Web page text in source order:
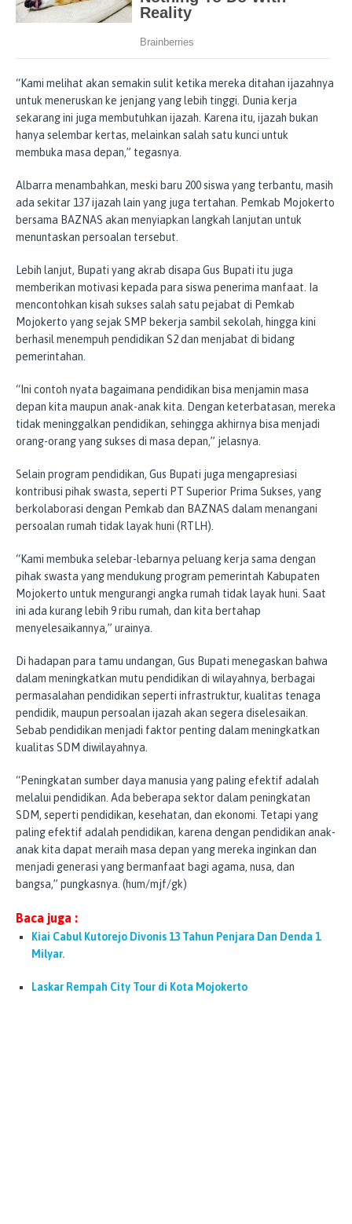
“Kami melihat akan semakin sulit ketika mereka ditahan ijazahnya
untuk meneruskan ke jenjang yang lebih tinggi. Dunia kerja
sekarang ini juga membutuhkan ijazah. Karena itu, ijazah bukan
hanya selembar kertas, melainkan salah satu kunci untuk
membuka masa depan,” tegasnya.
Albarra menambahkan, meski baru 200 siswa yang terbantu, masih
ada sekitar 137 ijazah lain yang juga tertahan. Pemkab Mojokerto
bersama BAZNAS akan menyiapkan langkah lanjutan untuk
menuntaskan persoalan tersebut.
Lebih lanjut, Bupati yang akrab disapa Gus Bupati itu juga
memberikan motivasi kepada para siswa penerima manfaat. Ia
mencontohkan kisah sukses salah satu pejabat di Pemkab
Mojokerto yang sejak SMP bekerja sambil sekolah, hingga kini
berhasil menempuh pendidikan S2 dan menjabat di bidang
pemerintahan.
“Ini contoh nyata bagaimana pendidikan bisa menjamin masa
depan kita maupun anak-anak kita. Dengan keterbatasan, mereka
tidak meninggalkan pendidikan, sehingga akhirnya bisa menjadi
orang-orang yang sukses di masa depan,” jelasnya.
Selain program pendidikan, Gus Bupati juga mengapresiasi
kontribusi pihak swasta, seperti PT Superior Prima Sukses, yang
berkolaborasi dengan Pemkab dan BAZNAS dalam menangani
persoalan rumah tidak layak huni (RTLH).
“Kami membuka selebar-lebarnya peluang kerja sama dengan
pihak swasta yang mendukung program pemerintah Kabupaten
Mojokerto untuk mengurangi angka rumah tidak layak huni. Saat
ini ada kurang lebih 9 ribu rumah, dan kita bertahap
menyelesaikannya,” urainya.
Di hadapan para tamu undangan, Gus Bupati menegaskan bahwa
dalam meningkatkan mutu pendidikan di wilayahnya, berbagai
permasalahan pendidikan seperti infrastruktur, kualitas tenaga
pendidik, maupun persoalan ijazah akan segera diselesaikan.
Sebab pendidikan menjadi faktor penting dalam meningkatkan
kualitas SDM diwilayahnya.
“Peningkatan sumber daya manusia yang paling efektif adalah
melalui pendidikan. Ada beberapa sektor dalam peningkatan
SDM, seperti pendidikan, kesehatan, dan ekonomi. Tetapi yang
paling efektif adalah pendidikan, karena dengan pendidikan anak-
anak kita dapat meraih masa depan yang mereka inginkan dan
menjadi generasi yang bermanfaat bagi agama, nusa, dan
bangsa,” pungkasnya. (hum/mjf/gk)
Baca juga :
Kiai Cabul Kutorejo Divonis 13 Tahun Penjara Dan Denda 1
Milyar.
Laskar Rempah City Tour di Kota Mojokerto